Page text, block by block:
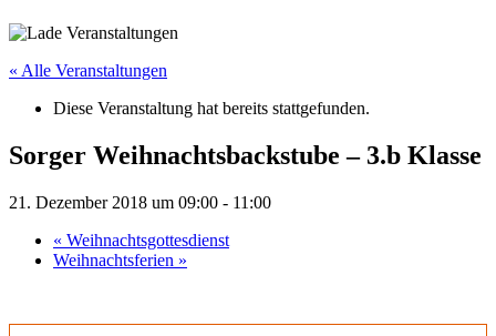
« Alle Veranstaltungen
Diese Veranstaltung hat bereits stattgefunden.
Sorger Weihnachtsbackstube – 3.b Klasse
21. Dezember 2018 um 09:00 - 11:00
« Weihnachtsgottesdienst
Weihnachtsferien »